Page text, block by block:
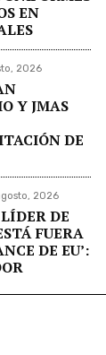
EN
2026
Y JMAS
DE
2026
DE
FUERA
DE EU’: